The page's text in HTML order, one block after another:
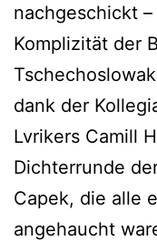
nachgeschickt
Komplizität der
dank der
Lvrikers Camill
Dichterrunde
Capek, die alle
angehaucht